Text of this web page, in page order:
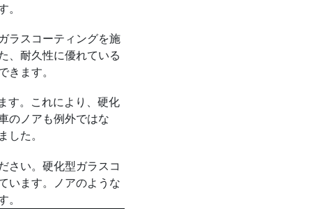
。
ラスコーティングを施
、耐久性に優れている
きます。
す。これにより、硬化
のノアも例外ではな
した。
さい。硬化型ガラスコ
います。ノアのような
。